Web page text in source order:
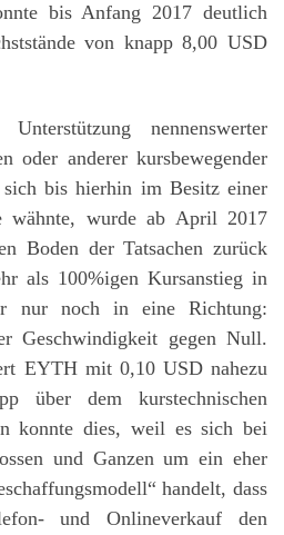
bis Anfang 2017 deutlich
von knapp 8,00 USD
nennenswerter
oder anderer kursbewegender
bis hierhin im Besitz einer
wähnte, wurde ab April 2017
Boden der Tatsachen zurück
als 100%igen Kursanstieg in
nur noch in eine Richtung:
Geschwindigkeit gegen Null.
EYTH mit 0,10 USD nahezu
über dem kurstechnischen
konnte dies, weil es sich bei
und Ganzen um ein eher
handelt, dass
und Onlineverkauf den